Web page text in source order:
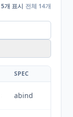
5개 표시 전체 14개
SPEC
abind